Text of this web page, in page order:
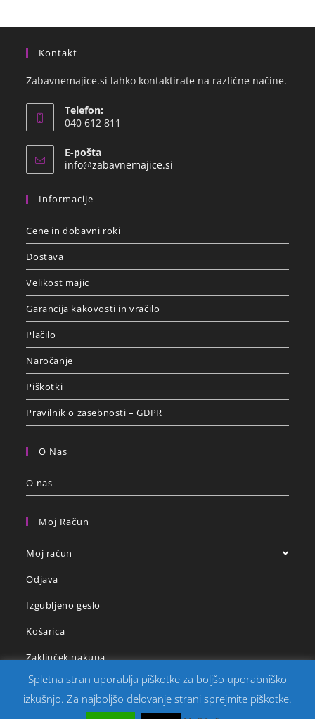
Kontakt
Zabavnemajice.si lahko kontaktirate na različne načine.
Telefon:
040 612 811
E-pošta
info@zabavnemajice.si
Informacije
Cene in dobavni roki
Dostava
Velikost majic
Garancija kakovosti in vračilo
Plačilo
Naročanje
Piškotki
Pravilnik o zasebnosti – GDPR
O Nas
O nas
Moj Račun
Moj račun
Odjava
Izgubljeno geslo
Košarica
Zaključek nakupa
Spletna stran uporablja piškotke za boljšo uporabniško
izkušnjo. Za najboljšo delovanje strani sprejmite piškotke.